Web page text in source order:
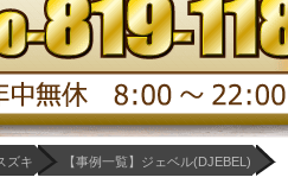
ズキ 【事例一覧】ジェベル(DJEBEL)